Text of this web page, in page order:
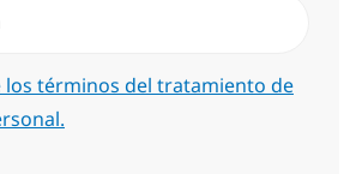
los términos del tratamiento de